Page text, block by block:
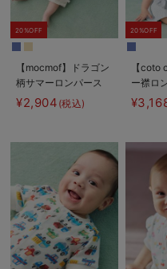
20%OFF
【mocmof】ドラゴン
柄サマーロンパース
¥2,904 (税込)
20%OFF
【coto
ー襟ロ